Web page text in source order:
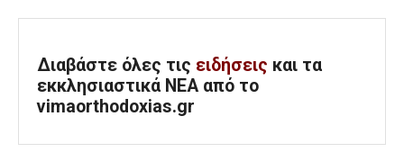
Διαβάστε όλες τις ειδήσεις και τα
εκκλησιαστικά ΝΕΑ από το
vimaorthodoxias.gr